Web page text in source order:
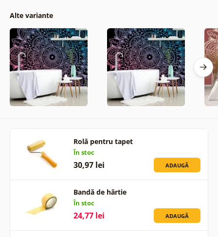
Alte variante
Rolă pentru tapet
În stoc
30,97 lei ADAUGĂ
Bandă de hârtie
În stoc
24,77 lei ADAUGĂ